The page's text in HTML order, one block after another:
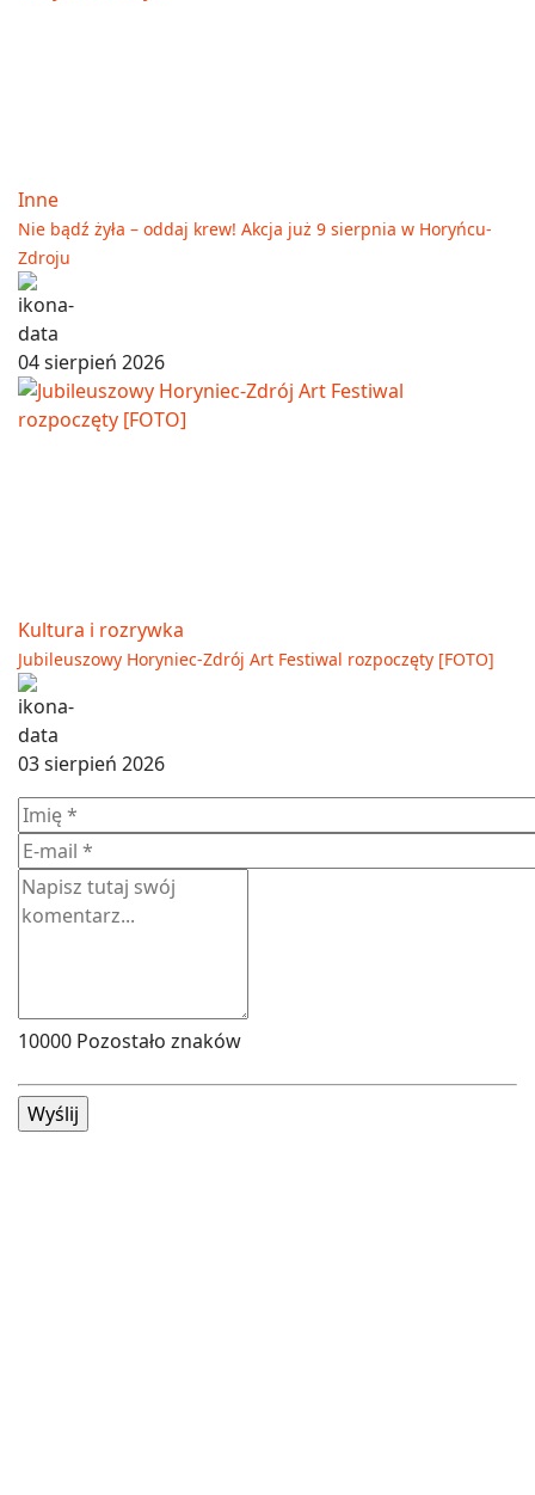
Inne
Nie bądź żyła – oddaj krew! Akcja już 9 sierpnia w Horyńcu-
Zdroju
04 sierpień 2026
Kultura i rozrywka
Jubileuszowy Horyniec-Zdrój Art Festiwal rozpoczęty [FOTO]
03 sierpień 2026
10000 Pozostało znaków
Wyślij